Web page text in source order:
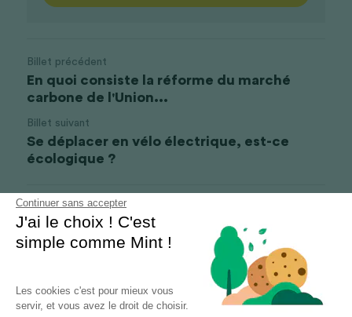
Continuer sans accepter
J'ai le choix ! C'est
simple comme Mint !
Les cookies c'est pour mieux vous
servir, et vous avez le droit de choisir.
Billet précédent
En quoi consiste la réforme du marché
carbone de l'Union...
Billet suivant
Se déplacer en vélo électrique, est-ce
écologique ?
Revenir au site